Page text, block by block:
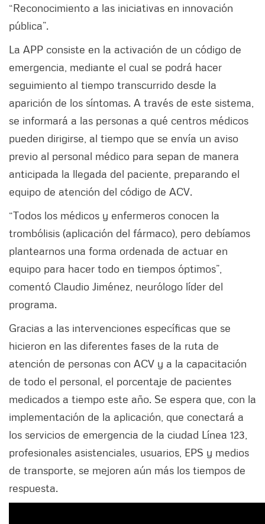
“Reconocimiento a las iniciativas en innovación
pública”.
La APP consiste en la activación de un código de
emergencia, mediante el cual se podrá hacer
seguimiento al tiempo transcurrido desde la
aparición de los síntomas. A través de este sistema,
se informará a las personas a qué centros médicos
pueden dirigirse, al tiempo que se envía un aviso
previo al personal médico para sepan de manera
anticipada la llegada del paciente, preparando el
equipo de atención del código de ACV.
“Todos los médicos y enfermeros conocen la
trombólisis (aplicación del fármaco), pero debíamos
plantearnos una forma ordenada de actuar en
equipo para hacer todo en tiempos óptimos”,
comentó Claudio Jiménez, neurólogo líder del
programa.
Gracias a las intervenciones específicas que se
hicieron en las diferentes fases de la ruta de
atención de personas con ACV y a la capacitación
de todo el personal, el porcentaje de pacientes
medicados a tiempo este año. Se espera que, con la
implementación de la aplicación, que conectará a
los servicios de emergencia de la ciudad Línea 123,
profesionales asistenciales, usuarios, EPS y medios
de transporte, se mejoren aún más los tiempos de
respuesta.